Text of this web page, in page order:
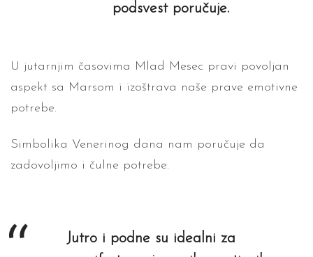
podsvest poručuje.
U jutarnjim časovima Mlad Mesec pravi povoljan
aspekt sa Marsom i izoštrava naše prave emotivne
potrebe.
Simbolika Venerinog dana nam poručuje da
zadovoljimo i čulne potrebe.
Jutro i podne su idealni za